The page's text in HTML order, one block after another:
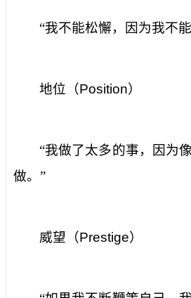
“我不能松懈，因为我不
地位（Position）
“我做了太多的事，因为
做。”
威望（Prestige）